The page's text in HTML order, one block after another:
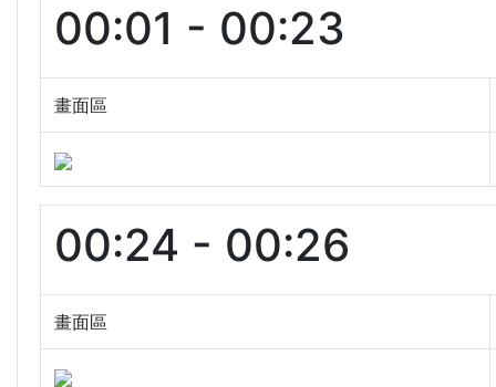
00:01 - 00:23
畫面區
00:24 - 00:26
畫面區